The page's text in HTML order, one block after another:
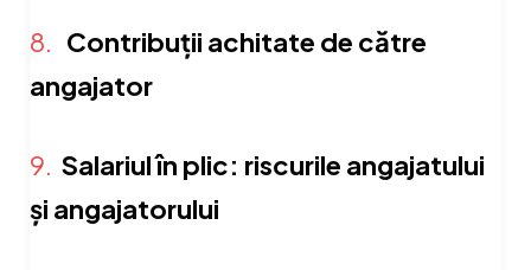
8. Contribuții achitate de către
angajator
9. Salariul în plic: riscurile angajatului
și angajatorului